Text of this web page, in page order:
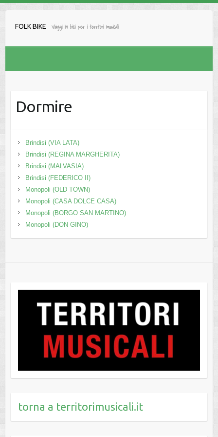
FOLK BIKE Viaggi in bici per i territori musicali
Dormire
Brindisi (VIA LATA)
Brindisi (REGINA MARGHERITA)
Brindisi (MALVASIA)
Brindisi (FEDERICO II)
Monopoli (OLD TOWN)
Monopoli (CASA DOLCE CASA)
Monopoli (BORGO SAN MARTINO)
Monopoli (DON GINO)
torna a territorimusicali.it